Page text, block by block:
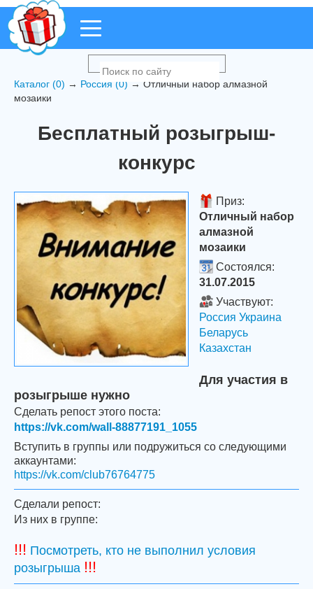
Каталог (0) → Россия (0) → Отличный набор алмазной
мозаики
Бесплатный розыгрыш-
конкурс
Приз:
Отличный набор
алмазной
мозаики
Состоялся:
31.07.2015
Участвуют:
Россия Украина
Беларусь
Казахстан
Для участия в
розыгрыше нужно
Сделать репост этого поста:
https://vk.com/wall-88877191_1055
Вступить в группы или подружиться со следующими
аккаунтами:
https://vk.com/club76764775
Сделали репост:
Из них в группе:
!!! Посмотреть, кто не выполнил условия
розыгрыша !!!